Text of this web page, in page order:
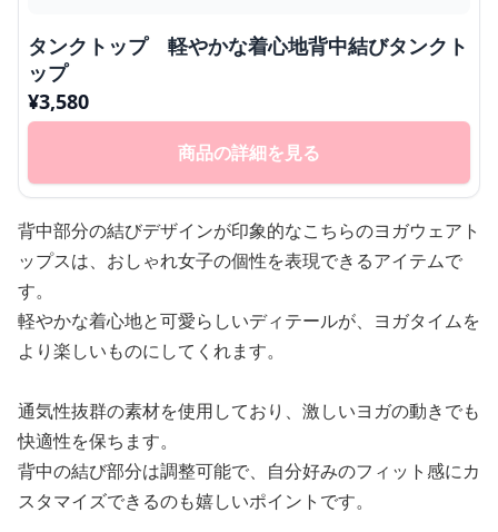
タンクトップ 軽やかな着心地背中結びタンクト
ップ
¥3,580
商品の詳細を見る
背中部分の結びデザインが印象的なこちらのヨガウェアト
ップスは、おしゃれ女子の個性を表現できるアイテムで
す。
軽やかな着心地と可愛らしいディテールが、ヨガタイムを
より楽しいものにしてくれます。
通気性抜群の素材を使用しており、激しいヨガの動きでも
快適性を保ちます。
背中の結び部分は調整可能で、自分好みのフィット感にカ
スタマイズできるのも嬉しいポイントです。